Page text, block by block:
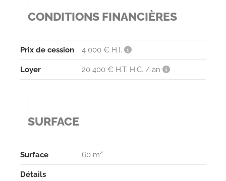
CONDITIONS FINANCIÈRES
Prix de cession 4 000 € H.I.
Loyer 20 400 € H.T. H.C. / an
SURFACE
Surface 60 m²
Détails